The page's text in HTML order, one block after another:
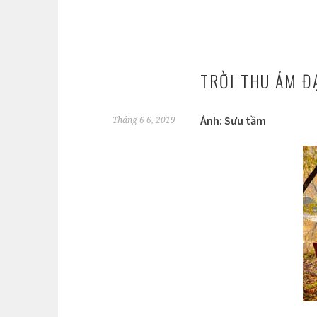
TRỜI THU ẢM
Tháng 6 6, 2019 Ảnh: Sưu tầm